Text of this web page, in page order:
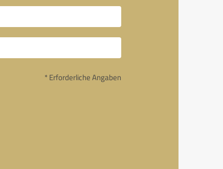
* Erforderliche Angaben